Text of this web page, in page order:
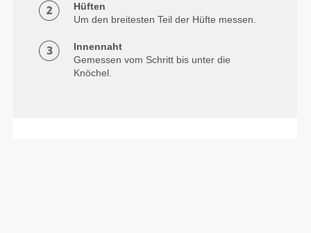
Hüften
Um den breitesten Teil der Hüfte messen.
Innennaht
Gemessen vom Schritt bis unter die
Knöchel.